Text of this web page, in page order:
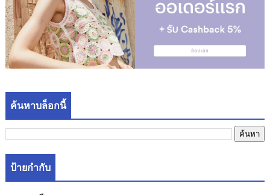
ค้นหาบล็อกนี้
ป้ายกำกับ